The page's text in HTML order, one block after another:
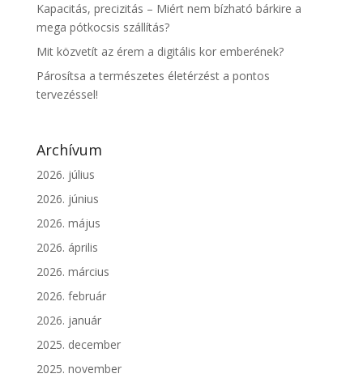
Kapacitás, precizitás – Miért nem bízható bárkire a
mega pótkocsis szállítás?
Mit közvetít az érem a digitális kor emberének?
Párosítsa a természetes életérzést a pontos
tervezéssel!
Archívum
2026. július
2026. június
2026. május
2026. április
2026. március
2026. február
2026. január
2025. december
2025. november